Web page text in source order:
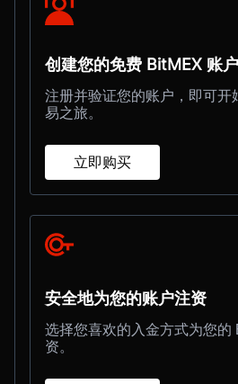
创建您的免费 BitMEX 账户
注册并验证您的账户，即可开
易之旅。
立即购买
安全地为您的账户注资
选择您喜欢的入金方式为您的
资。